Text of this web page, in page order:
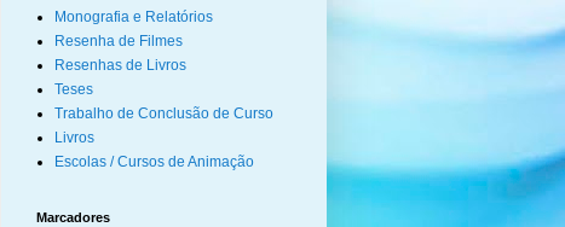
Monografia e Relatórios
Resenha de Filmes
Resenhas de Livros
Teses
Trabalho de Conclusão de Curso
Livros
Escolas / Cursos de Animação
Marcadores